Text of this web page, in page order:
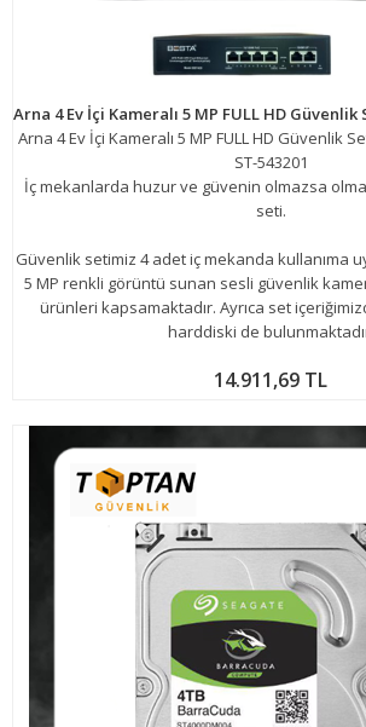
Arna 4 Ev İçi Kameralı 5 MP FULL HD Güvenlik
ST-543201
İç mekanlarda huzur ve güvenin olmazsa
seti.
Güvenlik setimiz 4 adet iç mekanda kullanıma
5 MP renkli görüntü sunan sesli güvenlik
ürünleri kapsamaktadır. Ayrıca set
harddiski de
14.911,69 TL